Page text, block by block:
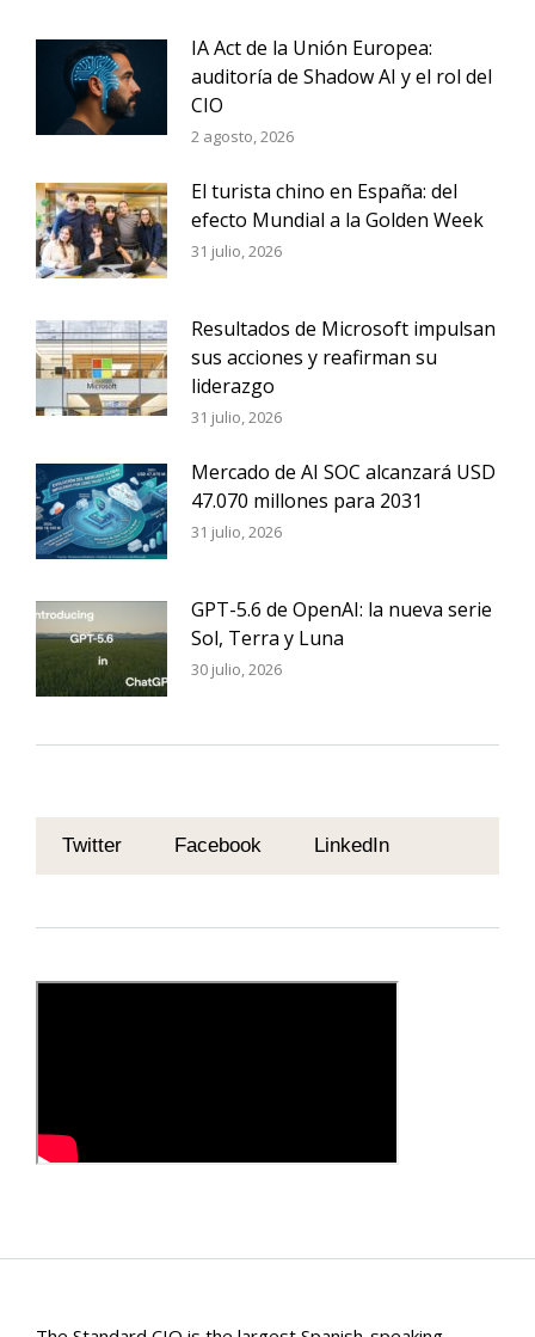
IA Act de la Unión Europea:
auditoría de Shadow AI y el rol del
CIO
2 agosto, 2026
El turista chino en España: del
efecto Mundial a la Golden Week
31 julio, 2026
Resultados de Microsoft impulsan
sus acciones y reafirman su
liderazgo
31 julio, 2026
Mercado de AI SOC alcanzará USD
47.070 millones para 2031
31 julio, 2026
GPT-5.6 de OpenAI: la nueva serie
Sol, Terra y Luna
30 julio, 2026
Twitter Facebook LinkedIn